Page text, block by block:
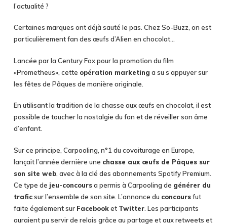
l’actualité ?
Certaines marques ont déjà sauté le pas. Chez So-Buzz, on est
particulièrement fan des œufs d’Alien en chocolat…
Lancée par la Century Fox pour la promotion du film
«Prometheus», cette opération marketing a su s’appuyer sur
les fêtes de Pâques de manière originale.
En utilisant la tradition de la chasse aux œufs en chocolat, il est
possible de toucher la nostalgie du fan et de réveiller son âme
d’enfant.
Sur ce principe, Carpooling, n°1 du covoiturage en Europe,
lançait l’année dernière une chasse aux œufs de Pâques sur
son site web, avec à la clé des abonnements Spotify Premium.
Ce type de jeu-concoursa permis à Carpooling de générer du
traficsur l’ensemble de son site. L’annonce du concoursfut
faite également sur Facebooket Twitter. Les participants
auraient pu servir de relais grâce au partage et aux retweets et